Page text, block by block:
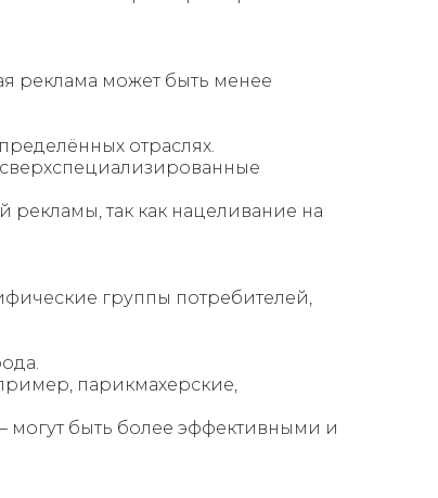
реклама может быть менее
отраслях.
рекламы, так как нацеливание на
группы потребителей,
парикмахерские,
быть более эффективными и